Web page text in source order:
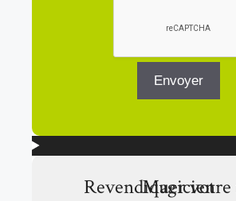
Revendiquer votre fiche Magicien